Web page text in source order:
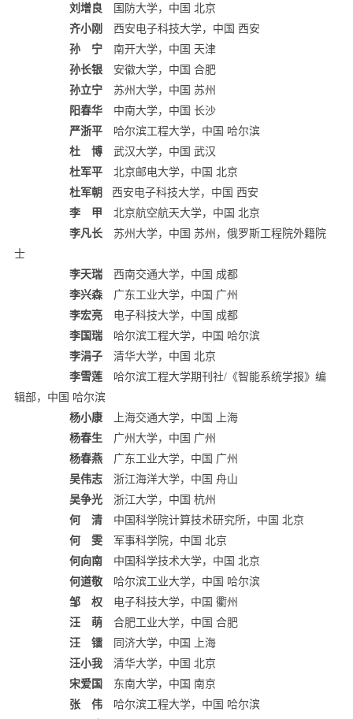
刘增良 国防大学，中国 北京
齐小刚
西安电子科技大学，中国 西安
孙 宁 南开大学，中国 天津
孙长银 安徽大学，中国 合肥
孙立宁 苏州大学，中国 苏州
阳春华 中南大学，中国 长沙
严浙平 哈尔滨工程大学，中国 哈尔滨
杜 博 武汉大学，中国 武汉
杜军平 北京邮电大学，中国 北京
杜军朝
西安电子科技大学，中国 西安
李 甲 北京航空航天大学，中国 北京
李凡长 苏州大学，中国 苏州，俄罗斯工程院外籍院
士
李天瑞 西南交通大学，中国 成都
李兴森 广东工业大学，中国 广州
李宏亮 电子科技大学，中国 成都
李国瑞 哈尔滨工程大学，中国 哈尔滨
李涓子 清华大学，中国 北京
李雪莲 哈尔滨工程大学期刊社/《智能系统学报》编
辑部，中国 哈尔滨
杨小康 上海交通大学，中国 上海
杨春生 广州大学，中国 广州
杨春燕 广东工业大学，中国 广州
吴伟志 浙江海洋大学，中国 舟山
吴争光 浙江大学，中国 杭州
何 清 中国科学院计算技术研究所，中国 北京
何 雯 军事科学院，中国 北京
何向南 中国科学技术大学，中国 北京
何道敬 哈尔滨工业大学，中国 哈尔滨
邹 权 电子科技大学，中国 衢州
汪 萌 合肥工业大学，中国 合肥
汪 镭 同济大学，中国 上海
汪小我 清华大学，中国 北京
宋爱国
东南大学，中国 南京
张 伟 哈尔滨工程大学，中国 哈尔滨